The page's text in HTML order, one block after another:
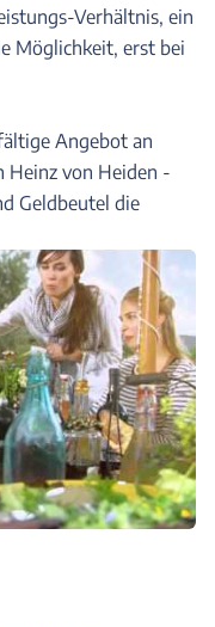
Verhältnis, ein
Möglichkeit, erst bei
Angebot an
Heinz von Heiden -
Geldbeutel die